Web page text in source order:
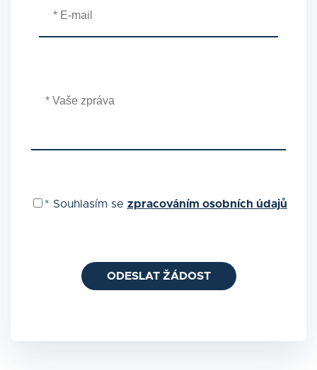
* Souhlasím se zpracováním osobních údajů
ODESLAT ŽÁDOST